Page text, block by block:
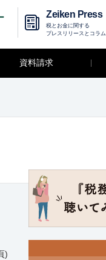
Zeiken Press
税とお金に関する
プレスリリースとコラム
資料請求
)